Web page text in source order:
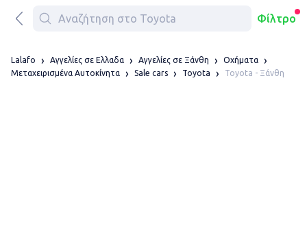
Φίλτρο
Lalafo Αγγελίες σε Ελλαδα Αγγελίες σε Ξάνθη
Οχήματα
Μεταχειρισμένα Αυτοκίνητα
Sale cars Toyota Toyota - Ξάνθη